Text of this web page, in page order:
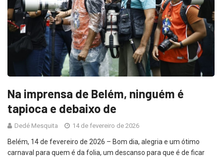
Na imprensa de Belém, ninguém é
tapioca e debaixo de
Dedé Mesquita 14 de fevereiro de 2026
Belém, 14 de fevereiro de 2026 – Bom dia, alegria e um ótimo
carnaval para quem é da folia, um descanso para que é de ficar